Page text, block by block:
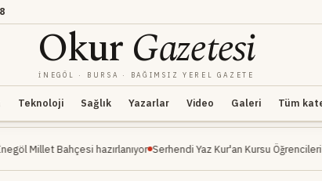
OkurGazetesi
İNEGÖL · BURSA · BAĞIMSIZ YEREL GAZETE
Teknoloji Sağlık Yazarlar Video Galeri Tüm
hazırlanıyor Serhendi Yaz Kur'an Kursu Öğrencileri Piknikte